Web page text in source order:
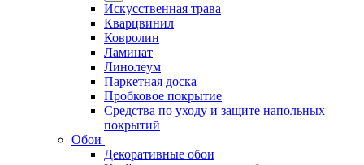
Искусственная трава
Кварцвинил
Ковролин
Ламинат
Линолеум
Паркетная доска
Пробковое покрытие
Средства по уходу и защите напольных
покрытий
Обои
Декоративные обои